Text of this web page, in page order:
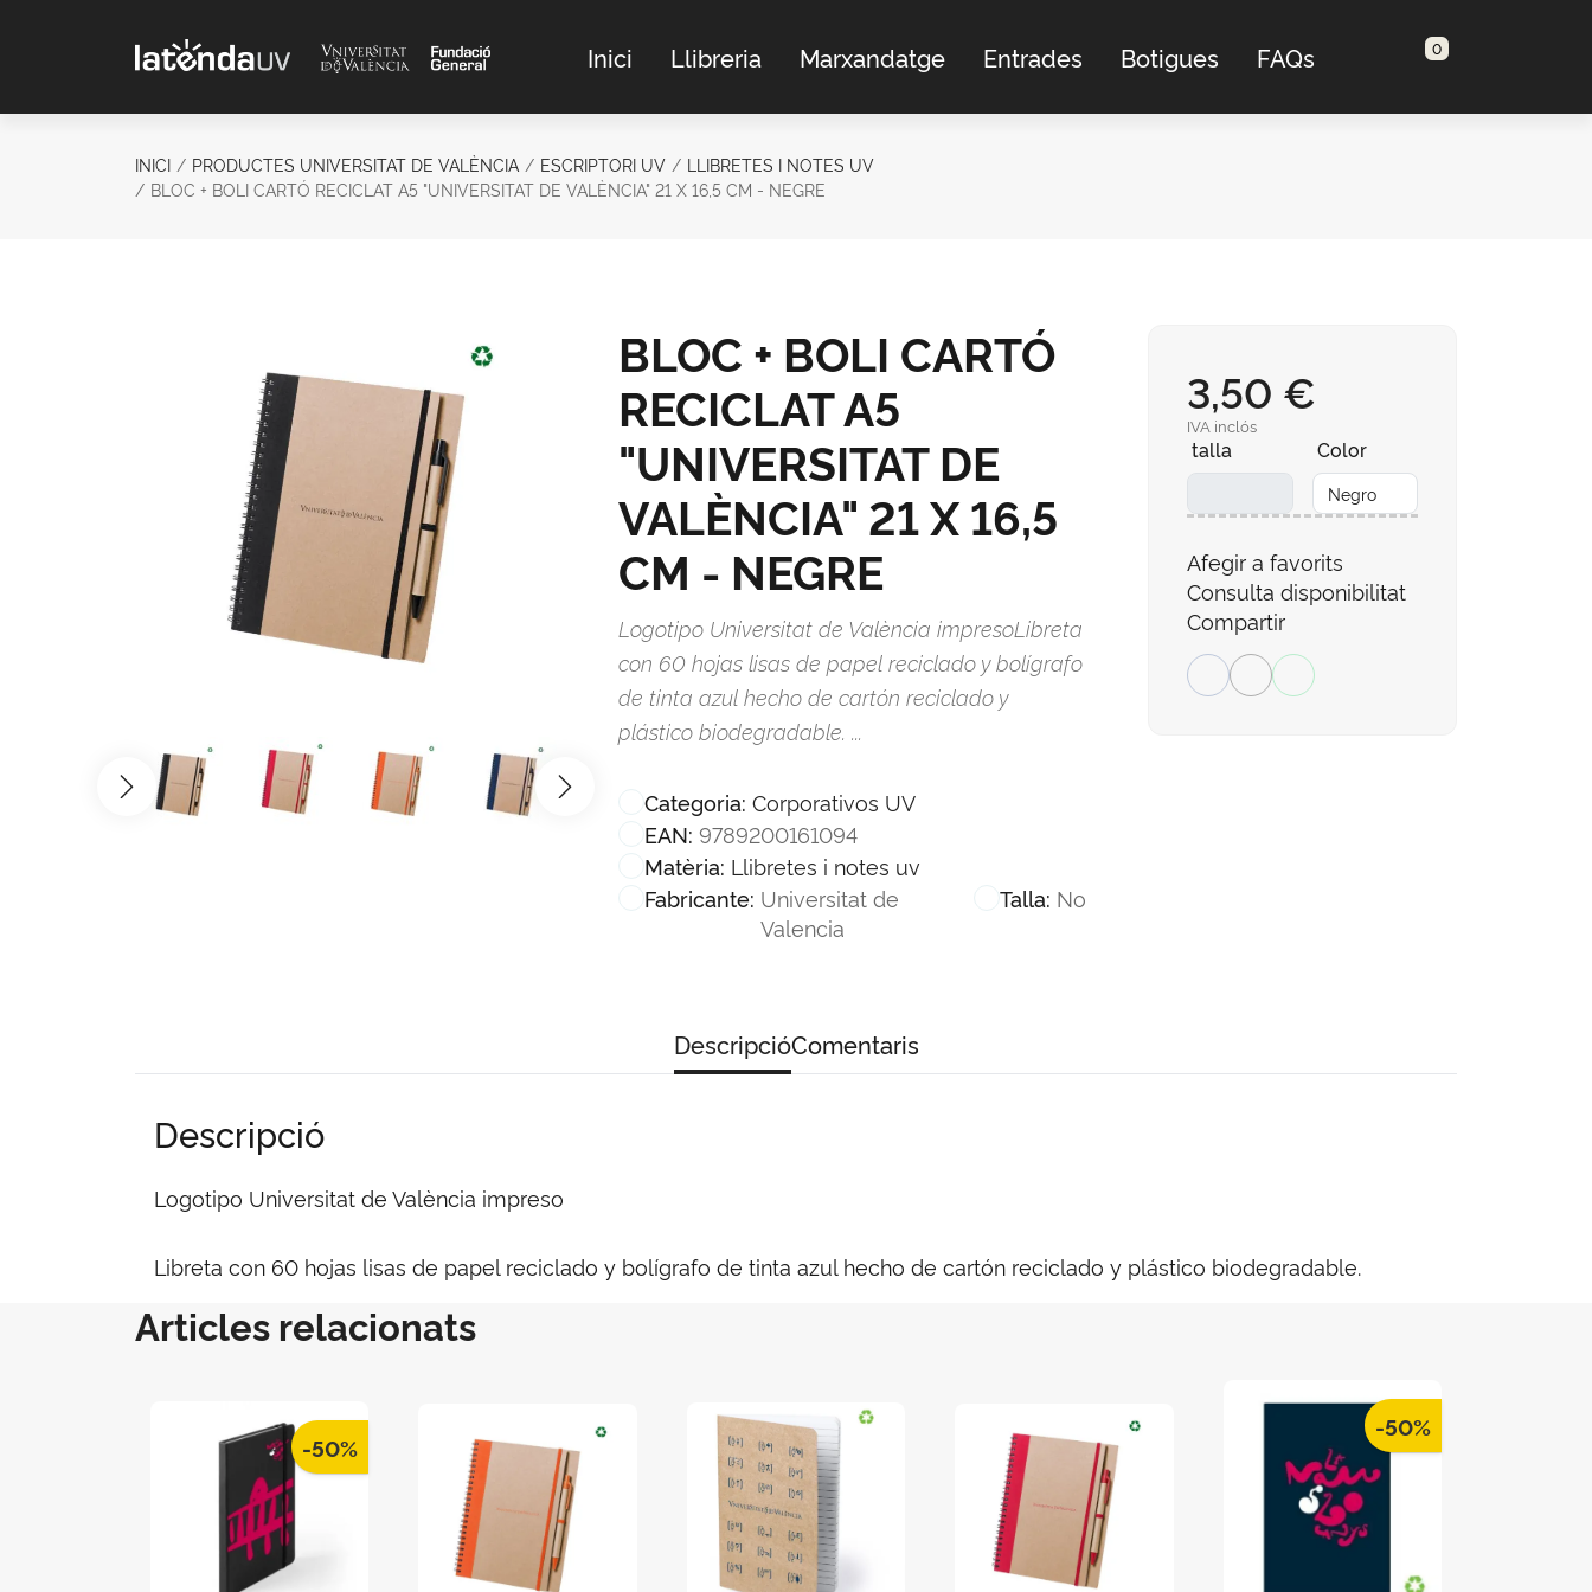
Inici Llibreria Marxandatge Entrades Botigues FAQs 0
INICI PRODUCTES UNIVERSITAT DE VALÈNCIA ESCRIPTORI UV
LLIBRETES I NOTES UV
BLOC + BOLI CARTÓ RECICLAT A5 "UNIVERSITAT DE VALÈNCIA" 21 X 16,5 CM - NEGRE
BLOC + BOLI CARTÓ
RECICLAT A5
"UNIVERSITAT DE
VALÈNCIA" 21 X 16,5
CM - NEGRE
Logotipo Universitat de València impresoLibreta
con 60 hojas lisas de papel reciclado y bolígrafo
de tinta azul hecho de cartón reciclado y
plástico biodegradable. ...
Categoria: Corporativos UV
EAN: 9789200161094
Matèria: Llibretes i notes uv
Fabricante: Universitat de
Valencia
Talla: No
3,50 €
IVA inclós
talla Color
Afegir a favorits
Consulta disponibilitat
Compartir
DescripcióComentaris
Descripció
Logotipo Universitat de València impreso
Libreta con 60 hojas lisas de papel reciclado y bolígrafo de tinta azul hecho de cartón reciclado y plástico biodegradable.
Articles relacionats
-50%
-50%